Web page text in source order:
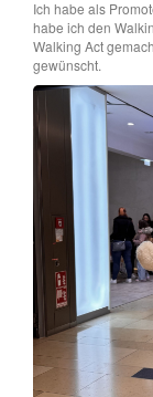
Ich habe als
habe ich den
Walking Act
gewünscht.